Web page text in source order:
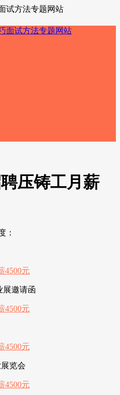
试方法专题网站
压铸工月薪
：
展邀请函
览会